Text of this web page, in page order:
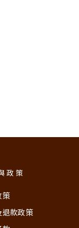
政策
策
款政策